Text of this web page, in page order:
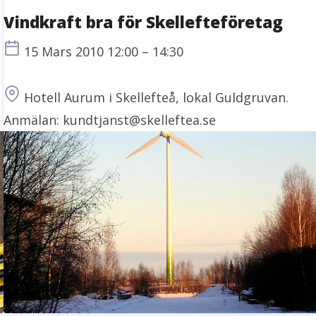
Vindkraft bra för Skellefteföretag
Tid
15 Mars 2010 12:00 – 14:30
Plats
Hotell Aurum i Skellefteå, lokal Guldgruvan.
Anmälan: kundtjanst@skelleftea.se